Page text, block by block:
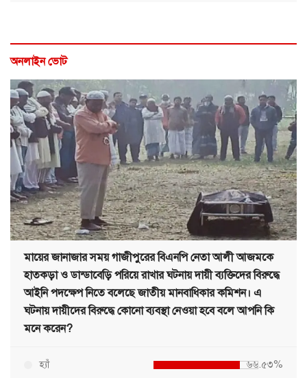
অনলাইন ভোট
মায়ের জানাজার সময় গাজীপুরের বিএনপি নেতা আলী আজমকে
হাতকড়া ও ডান্ডাবেড়ি পরিয়ে রাখার ঘটনায় দায়ী ব্যক্তিদের বিরুদ্ধে
আইনি পদক্ষেপ নিতে বলেছে জাতীয় মানবাধিকার কমিশন। এ
ঘটনায় দায়ীদের বিরুদ্ধে কোনো ব্যবস্থা নেওয়া হবে বলে আপনি কি
মনে করেন?
হ্যাঁ ৬৬.৫৩%